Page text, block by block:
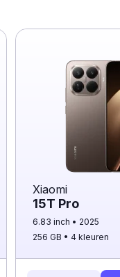
Xiaomi
15T Pro
6.83 inch
2025
256 GB
4 kleuren